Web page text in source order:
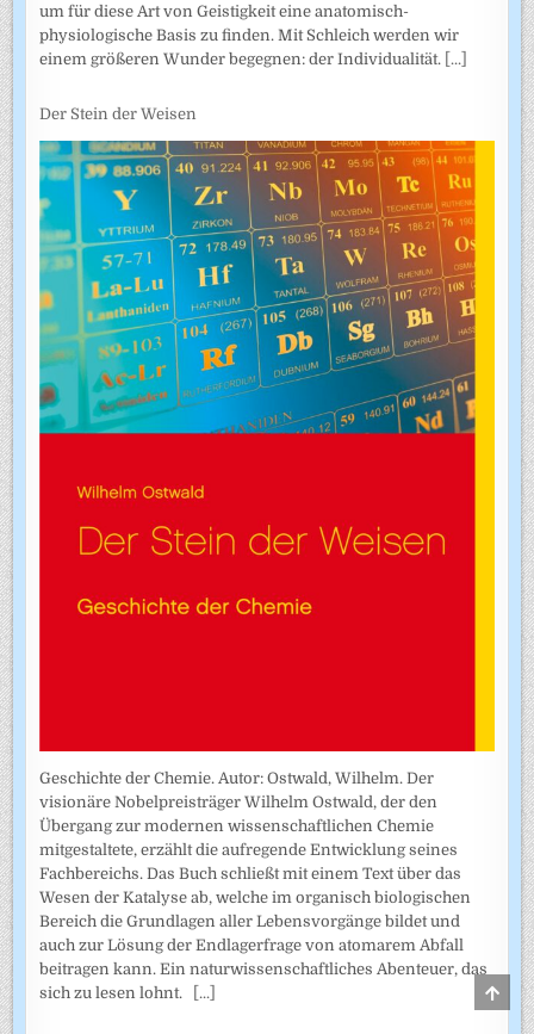
um für diese Art von Geistigkeit eine anatomisch-
physiologische Basis zu finden. Mit Schleich werden wir
einem größeren Wunder begegnen: der Individualität. [...]
Der Stein der Weisen
Geschichte der Chemie. Autor: Ostwald, Wilhelm. Der
visionäre Nobelpreisträger Wilhelm Ostwald, der den
Übergang zur modernen wissenschaftlichen Chemie
mitgestaltete, erzählt die aufregende Entwicklung seines
Fachbereichs. Das Buch schließt mit einem Text über das
Wesen der Katalyse ab, welche im organisch biologischen
Bereich die Grundlagen aller Lebensvorgänge bildet und
auch zur Lösung der Endlagerfrage von atomarem Abfall
beitragen kann. Ein naturwissenschaftliches Abenteuer, das
sich zu lesen lohnt.
[...]
TO
TOP